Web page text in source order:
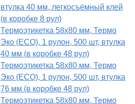
втулка 40 мм, легкосъёмный клей
(в коробке 8 рул)
Термоэтикетка 58х80 мм, Термо
Эко (ECO), 1 рулон, 500 шт, втулка
40 мм (в коробке 48 рул)
Термоэтикетка 58х80 мм, Термо
Эко (ECO), 1 рулон, 500 шт, втулка
76 мм (в коробке 48 рул)
Термоэтикетка 58х80 мм, Термо